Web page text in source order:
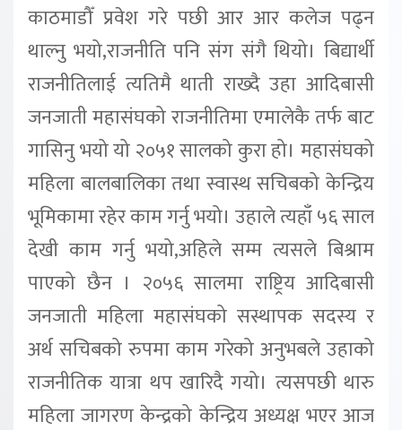
काठमाडौँ प्रवेश गरे पछी आर आर कलेज पढ्न
थाल्नु भयो,राजनीति पनि संग संगै थियो। बिद्यार्थी
राजनीतिलाई त्यतिमै थाती राख्दै उहा आदिबासी
जनजाती महासंघको राजनीतिमा एमालेकै तर्फ बाट
गासिनु भयो यो २०५१ सालको कुरा हो। महासंघको
महिला बालबालिका तथा स्वास्थ सचिबको केन्द्रिय
भूमिकामा रहेर काम गर्नु भयो। उहाले त्यहाँ ५६ साल
देखी काम गर्नु भयो,अहिले सम्म त्यसले बिश्राम
पाएको छैन । २०५६ सालमा राष्ट्रिय आदिबासी
जनजाती महिला महासंघको सस्थापक सदस्य र
अर्थ सचिबको रुपमा काम गरेको अनुभबले उहाको
राजनीतिक यात्रा थप खारिदै गयो। त्यसपछी थारु
महिला जागरण केन्द्रको केन्द्रिय अध्यक्ष भएर आज